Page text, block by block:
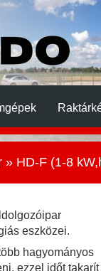
» HD-F (1-8
eszközei.
hagyományos
ezzel időt takarít